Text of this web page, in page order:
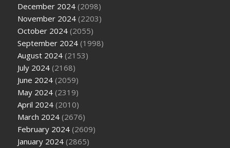
December 2024 (2098)
November 2024 (2203)
October 2024 (2055)
September 2024 (1998)
August 2024 (2153)
July 2024 (2168)
June 2024 (2059)
May 2024 (2319)
April 2024 (2010)
March 2024 (2676)
February 2024 (2609)
January 2024 (2865)